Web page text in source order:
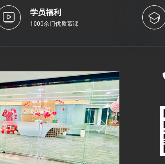
学员福利
1000余门优质慕课
Next